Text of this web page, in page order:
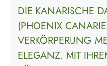
DIE KANARISCHE
(PHOENIX
VERKÖRPERUNG
ELEGANZ. MIT